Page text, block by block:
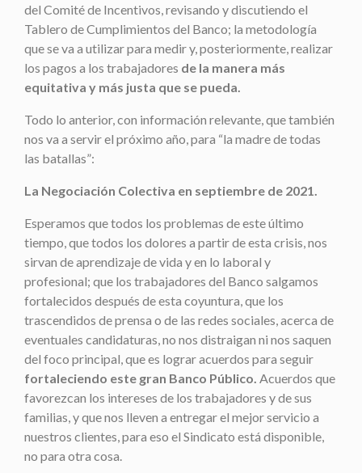
del Comité de Incentivos, revisando y discutiendo el
Tablero de Cumplimientos del Banco; la metodología
que se va a utilizar para medir y, posteriormente, realizar
los pagos a los trabajadores de la manera más
equitativa y más justa que se pueda.
Todo lo anterior, con información relevante, que también
nos va a servir el próximo año, para “la madre de todas
las batallas”:
La Negociación Colectiva en septiembre de 2021.
Esperamos que todos los problemas de este último
tiempo, que todos los dolores a partir de esta crisis, nos
sirvan de aprendizaje de vida y en lo laboral y
profesional; que los trabajadores del Banco salgamos
fortalecidos después de esta coyuntura, que los
trascendidos de prensa o de las redes sociales, acerca de
eventuales candidaturas, no nos distraigan ni nos saquen
del foco principal, que es lograr acuerdos para seguir
fortaleciendo este gran Banco Público. Acuerdos que
favorezcan los intereses de los trabajadores y de sus
familias, y que nos lleven a entregar el mejor servicio a
nuestros clientes, para eso el Sindicato está disponible,
no para otra cosa.